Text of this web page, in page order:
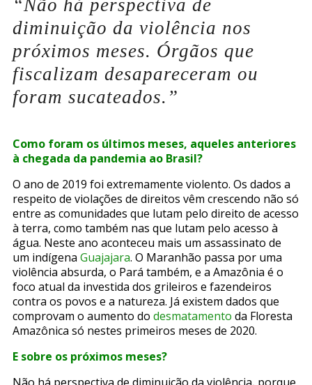
“Não há perspectiva de
diminuição da violência nos
próximos meses. Órgãos que
fiscalizam desapareceram ou
foram sucateados.”
Como foram os últimos meses, aqueles anteriores
à chegada da pandemia ao Brasil?
O ano de 2019 foi extremamente violento. Os dados a
respeito de violações de direitos vêm crescendo não só
entre as comunidades que lutam pelo direito de acesso
à terra, como também nas que lutam pelo acesso à
água. Neste ano aconteceu mais um assassinato de
um indígena Guajajara. O Maranhão passa por uma
violência absurda, o Pará também, e a Amazônia é o
foco atual da investida dos grileiros e fazendeiros
contra os povos e a natureza. Já existem dados que
comprovam o aumento do desmatamento da Floresta
Amazônica só nestes primeiros meses de 2020.
E sobre os próximos meses?
Não há perspectiva de diminuição da violência, porque